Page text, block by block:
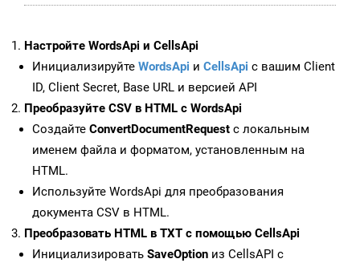
Настройте WordsApi и CellsApi
Инициализируйте WordsApi и CellsApi с вашим Client
ID, Client Secret, Base URL и версией API
Преобразуйте CSV в HTML с WordsApi
Создайте ConvertDocumentRequest с локальным
именем файла и форматом, установленным на
HTML.
Используйте WordsApi для преобразования
документа CSV в HTML.
Преобразовать HTML в TXT с помощью CellsApi
Инициализировать SaveOption из CellsAPI с